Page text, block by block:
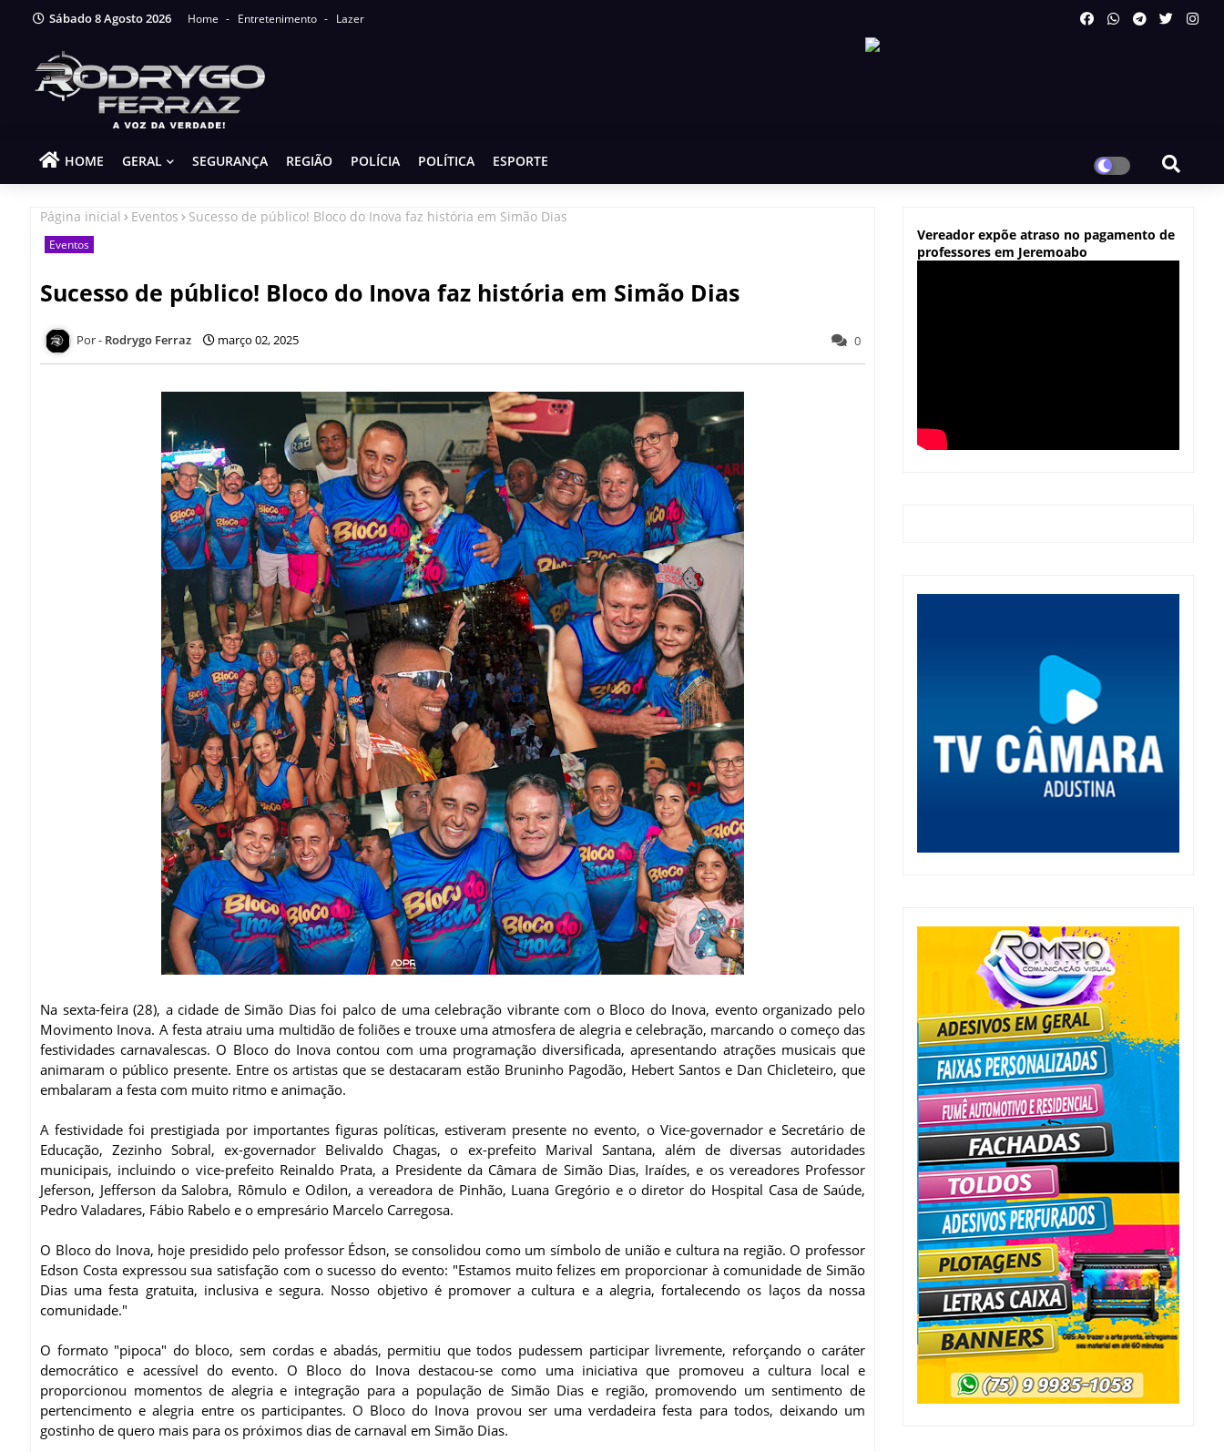
Sábado 8 Agosto 2026 Home Entretenimento Lazer
HOME GERAL SEGURANÇA REGIÃO POLÍCIA POLÍTICA ESPORTE
Página inicial Eventos Sucesso de público! Bloco do Inova faz história em Simão Dias
Eventos
Sucesso de público! Bloco do Inova faz história em Simão Dias
Rodrygo Ferraz março 02, 2025 0
Na sexta-feira (28), a cidade de Simão Dias foi palco de uma celebração vibrante com o Bloco do Inova, evento organizado pelo
Movimento Inova. A festa atraiu uma multidão de foliões e trouxe uma atmosfera de alegria e celebração, marcando o começo das
festividades carnavalescas. O Bloco do Inova contou com uma programação diversificada, apresentando atrações musicais que
animaram o público presente. Entre os artistas que se destacaram estão Bruninho Pagodão, Hebert Santos e Dan Chicleteiro, que
embalaram a festa com muito ritmo e animação.
A festividade foi prestigiada por importantes figuras políticas, estiveram presente no evento, o Vice-governador e Secretário de
Educação, Zezinho Sobral, ex-governador Belivaldo Chagas, o ex-prefeito Marival Santana, além de diversas autoridades
municipais, incluindo o vice-prefeito Reinaldo Prata, a Presidente da Câmara de Simão Dias, Iraídes, e os vereadores Professor
Jeferson, Jefferson da Salobra, Rômulo e Odilon, a vereadora de Pinhão, Luana Gregório e o diretor do Hospital Casa de Saúde,
Pedro Valadares, Fábio Rabelo e o empresário Marcelo Carregosa.
O Bloco do Inova, hoje presidido pelo professor Édson, se consolidou como um símbolo de união e cultura na região. O professor
Edson Costa expressou sua satisfação com o sucesso do evento: "Estamos muito felizes em proporcionar à comunidade de Simão
Dias uma festa gratuita, inclusiva e segura. Nosso objetivo é promover a cultura e a alegria, fortalecendo os laços da nossa
comunidade."
O formato "pipoca" do bloco, sem cordas e abadás, permitiu que todos pudessem participar livremente, reforçando o caráter
democrático e acessível do evento. O Bloco do Inova destacou-se como uma iniciativa que promoveu a cultura local e
proporcionou momentos de alegria e integração para a população de Simão Dias e região, promovendo um sentimento de
pertencimento e alegria entre os participantes. O Bloco do Inova provou ser uma verdadeira festa para todos, deixando um
gostinho de quero mais para os próximos dias de carnaval em Simão Dias.
Vereador expõe atraso no pagamento de
professores em Jeremoabo